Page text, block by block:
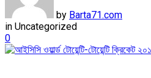
by Barta71.com
in Uncategorized
0